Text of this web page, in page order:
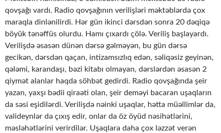
qovşağı vardı. Radio qovşağının verilişləri məktəblərdə çox
maraqla dinlənilirdi. Hər gün ikinci dərsdən sonra 20 dəqiqə
böyük tənəffüs olurdu. Hamı çıxardı çölə. Veriliş başlayardı.
Verilişdə əsasən dünən dərsə gəlməyən, bu gün dərsə
gecikən, dərsdən qaçan, intizamsızlıq edən, səliqəsiz geyinən,
qələmi, karandaşı, bəzi kitabı olmayan, dərslərdən əsasən 2
qiymət alanlar haqda söhbət gedirdi. Radio qovşağında şeir
yazan, yaxşı bədii qiraəti olan, şeir deməyi bacaran uşaqların
da səsi eşidilərdi. Verilişdə nəinki uşaqlar, hətta müəllimlər da,
valideynlər də çıxış edir, onlar da öz öyüd nəsihətlərini,
məsləhətlərini verirdilər. Uşaqlara daha çox ləzzət verən